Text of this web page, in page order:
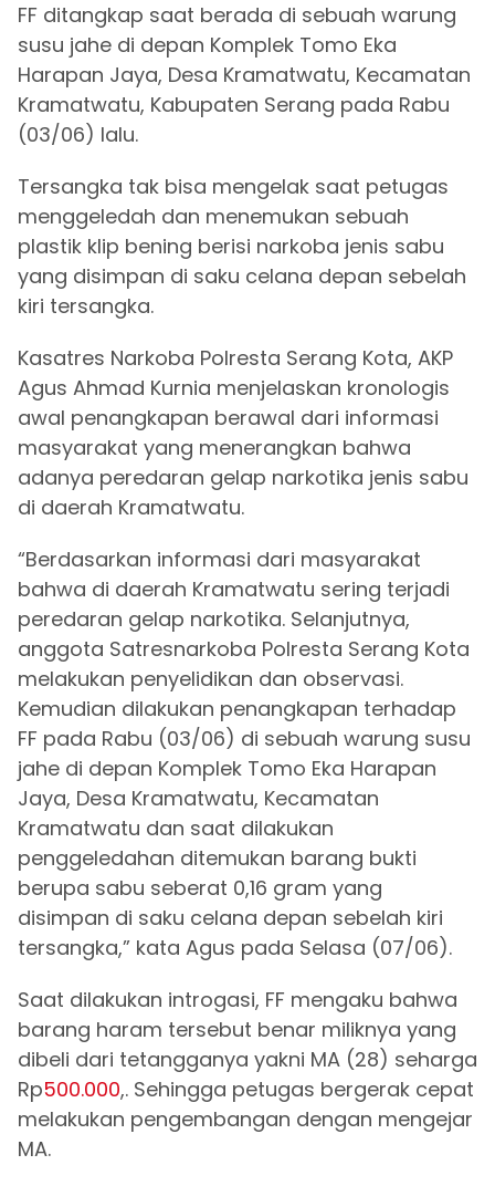
FF ditangkap saat berada di sebuah warung
susu jahe di depan Komplek Tomo Eka
Harapan Jaya, Desa Kramatwatu, Kecamatan
Kramatwatu, Kabupaten Serang pada Rabu
(03/06) lalu.
Tersangka tak bisa mengelak saat petugas
menggeledah dan menemukan sebuah
plastik klip bening berisi narkoba jenis sabu
yang disimpan di saku celana depan sebelah
kiri tersangka.
Kasatres Narkoba Polresta Serang Kota, AKP
Agus Ahmad Kurnia menjelaskan kronologis
awal penangkapan berawal dari informasi
masyarakat yang menerangkan bahwa
adanya peredaran gelap narkotika jenis sabu
di daerah Kramatwatu.
“Berdasarkan informasi dari masyarakat
bahwa di daerah Kramatwatu sering terjadi
peredaran gelap narkotika. Selanjutnya,
anggota Satresnarkoba Polresta Serang Kota
melakukan penyelidikan dan observasi.
Kemudian dilakukan penangkapan terhadap
FF pada Rabu (03/06) di sebuah warung susu
jahe di depan Komplek Tomo Eka Harapan
Jaya, Desa Kramatwatu, Kecamatan
Kramatwatu dan saat dilakukan
penggeledahan ditemukan barang bukti
berupa sabu seberat 0,16 gram yang
disimpan di saku celana depan sebelah kiri
tersangka,” kata Agus pada Selasa (07/06).
Saat dilakukan introgasi, FF mengaku bahwa
barang haram tersebut benar miliknya yang
dibeli dari tetangganya yakni MA (28) seharga
Rp500.000,. Sehingga petugas bergerak cepat
melakukan pengembangan dengan mengejar
MA.